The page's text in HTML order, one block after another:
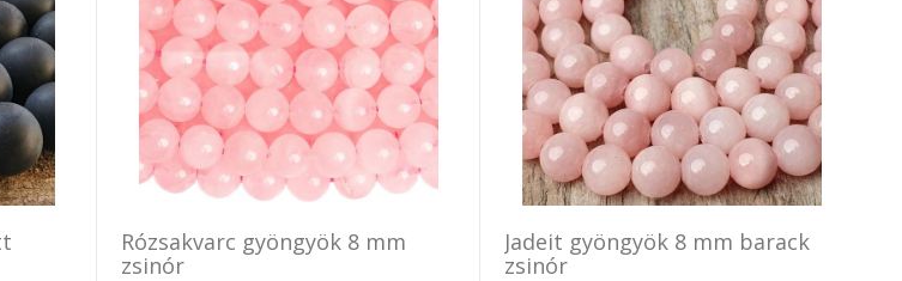
Rózsakvarc gyöngyök 8 mm
zsinór
Jadeit gyöngyök 8 mm barack
zsinór